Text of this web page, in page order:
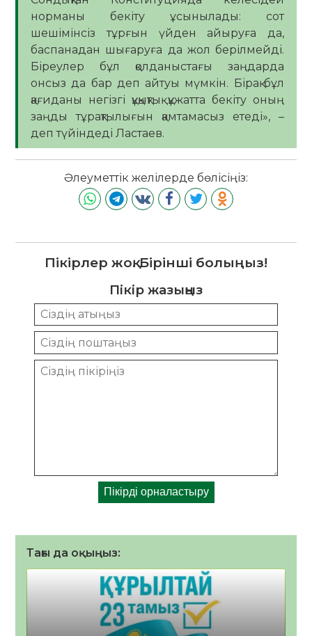
норманы бекіту ұсынылады: сот
шешімінсіз тұрғын үйден айыруға да,
баспанадан шығаруға да жол берілмейді.
Біреулер бұл қолданыстағы заңдарда
онсыз да бар деп айтуы мүмкін. Бірақ бұл
қағиданы негізгі құқықтық құжатта бекіту оның
заңды тұрақтылығын қамтамасыз етеді», –
деп түйіндеді Ластаев.
Әлеуметтік желілерде бөлісіңіз:
Пікірлер жоқ. Бірінші болыңыз!
Пікір жазыңыз
Тағы да оқыңыз: